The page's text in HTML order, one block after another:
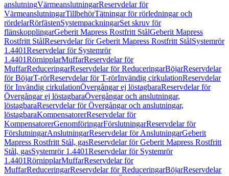
anslutningVärmeanslutningarReservdelar för
VärmeanslutningarTillbehörTätningar för rörledningar och
rördelarRörfästenSystempackningarSet skruv för
flänskopplingarGeberit Mapress Rostfritt StålGeberit Mapress
Rostfritt StålReservdelar för Geberit Mapress Rostfritt StålSystemrör
1.4401Reservdelar för Systemrör
1.4401RörnipplarMuffarReservdelar för
MuffarReduceringarReservdelar för ReduceringarBöjarReservdelar
för BöjarT-rörReservdelar för T-rörInvändig cirkulationReservdelar
för Invändig cirkulationÖvergångar ej löstagbaraReservdelar för
Övergångar ej löstagbaraÖvergångar och anslutningar,
löstagbaraReservdelar för Övergångar och anslutningar,
löstagbaraKompensatorerReservdelar för
KompensatorerGenomföringarFörslutningarReservdelar för
FörslutningarAnslutningarReservdelar för AnslutningarGeberit
Mapress Rostfritt Stål, gasReservdelar för Geberit Mapress Rostfritt
Stål, gasSystemrör 1.4401Reservdelar för Systemrör
1.4401RörnipplarMuffarReservdelar för
MuffarReduceringarReservdelar för ReduceringarBöjarReservdelar